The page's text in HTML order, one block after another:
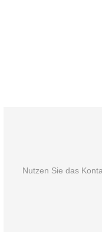
Nutzen Sie das